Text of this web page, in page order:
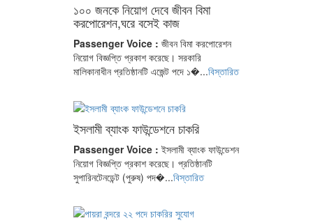
১০০ জনকে নিয়োগ দেবে জীবন বিমা
করপোরেশন,ঘরে বসেই কাজ
Passenger Voice : জীবন বিমা করপোরেশন
নিয়োগ বিজ্ঞপ্তি প্রকাশ করেছে। সরকারি
মালিকানাধীন প্রতিষ্ঠানটি এজেন্ট পদে ১�...বিস্তারিত
ইসলামী ব্যাংক ফাউন্ডেশনে চাকরি
Passenger Voice : ইসলামী ব্যাংক ফাউন্ডেশন
নিয়োগ বিজ্ঞপ্তি প্রকাশ করেছে। প্রতিষ্ঠানটি
সুপারিনটেনডেন্ট (পুরুষ) পদ�...বিস্তারিত